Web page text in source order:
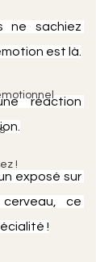
!
ne sachiez
est là.
réaction
exposé sur
ce
!